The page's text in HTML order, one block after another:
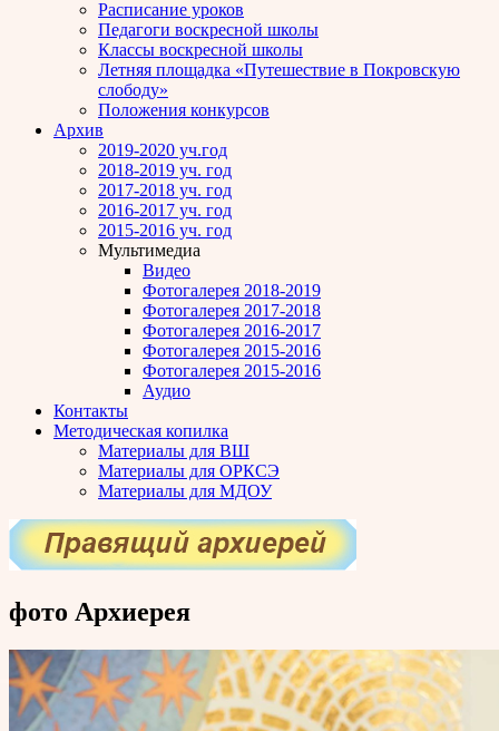
Расписание уроков
Педагоги воскресной школы
Классы воскресной школы
Летняя площадка «Путешествие в Покровскую
слободу»
Положения конкурсов
Архив
2019-2020 уч.год
2018-2019 уч. год
2017-2018 уч. год
2016-2017 уч. год
2015-2016 уч. год
Мультимедиа
Видео
Фотогалерея 2018-2019
Фотогалерея 2017-2018
Фотогалерея 2016-2017
Фотогалерея 2015-2016
Фотогалерея 2015-2016
Аудио
Контакты
Методическая копилка
Материалы для ВШ
Материалы для ОРКСЭ
Материалы для МДОУ
фото Архиерея